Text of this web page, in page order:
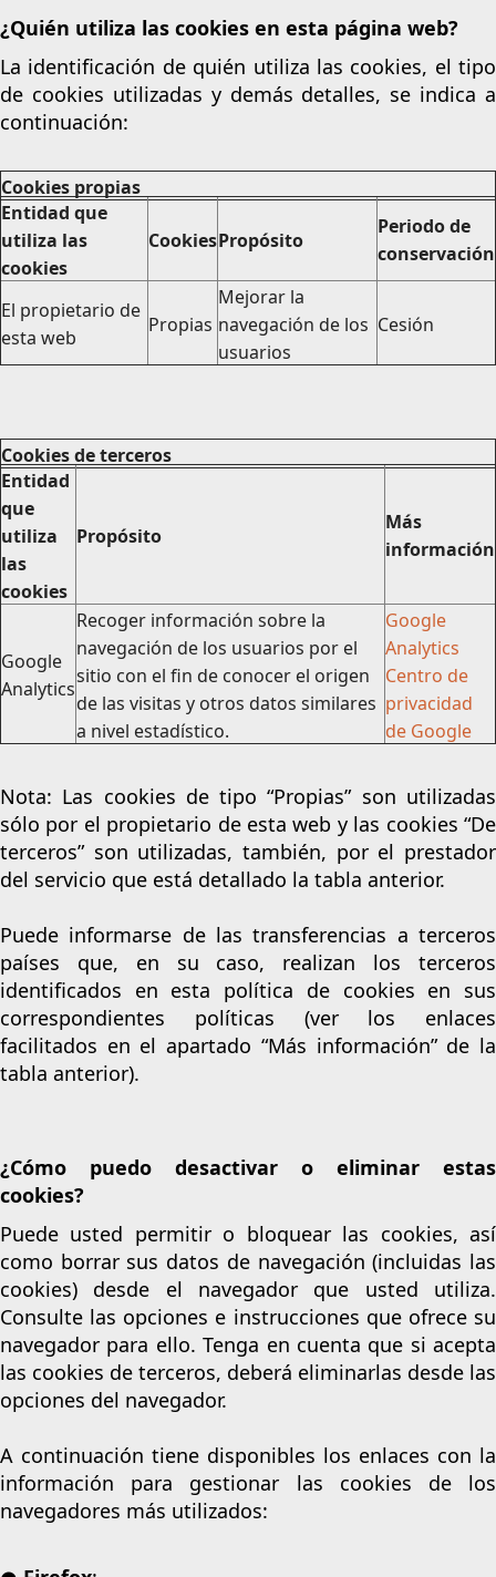
¿Quién utiliza las cookies en esta página web?
La identificación de quién utiliza las cookies, el tipo
de cookies utilizadas y demás detalles, se indica a
continuación:
Cookies propias
Entidad que
utiliza las
cookies
CookiesPropósito
Periodo de
conservación
El propietario de
esta web
Propias
Mejorar la
navegación de los
usuarios
Cesión
Cookies de terceros
Entidad
que
utiliza
las
cookies
Propósito
Más
información
Google
Analytics
Recoger información sobre la
navegación de los usuarios por el
sitio con el fin de conocer el origen
de las visitas y otros datos similares
a nivel estadístico.
Google
Analytics
Centro de
privacidad
de Google
Nota: Las cookies de tipo “Propias” son utilizadas
sólo por el propietario de esta web y las cookies “De
terceros” son utilizadas, también, por el prestador
del servicio que está detallado la tabla anterior.
Puede informarse de las transferencias a terceros
países que, en su caso, realizan los terceros
identificados en esta política de cookies en sus
correspondientes políticas (ver los enlaces
facilitados en el apartado “Más información” de la
tabla anterior).
¿Cómo puedo desactivar o eliminar estas
cookies?
Puede usted permitir o bloquear las cookies, así
como borrar sus datos de navegación (incluidas las
cookies) desde el navegador que usted utiliza.
Consulte las opciones e instrucciones que ofrece su
navegador para ello. Tenga en cuenta que si acepta
las cookies de terceros, deberá eliminarlas desde las
opciones del navegador.
A continuación tiene disponibles los enlaces con la
información para gestionar las cookies de los
navegadores más utilizados: